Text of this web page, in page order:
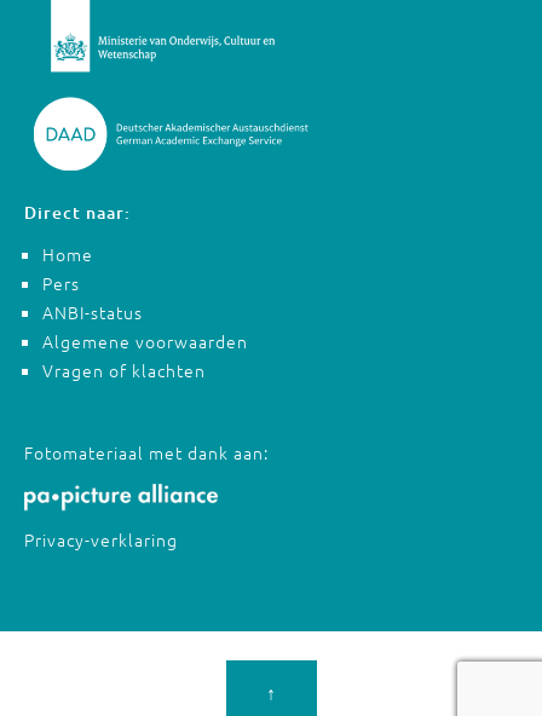
Direct naar:
Home
Pers
ANBI-status
Algemene voorwaarden
Vragen of klachten
Fotomateriaal met dank aan:
Privacy-verklaring
↑